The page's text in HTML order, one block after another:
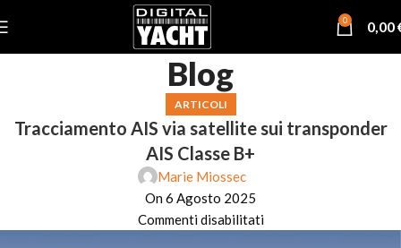
0 0,00
Blog
ARTICOLI
Tracciamento AIS via satellite sui transponder
AIS Classe B+
Marie Miossec
On 6 Agosto 2025
Commenti disabilitati